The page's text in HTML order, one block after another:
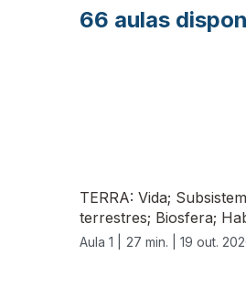
66 aulas
TERRA: Vida;
terrestres; Biosfera;
Aula 1 | 27 min. | 19 out.